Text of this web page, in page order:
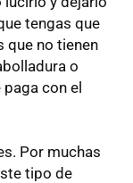
tengas que
que no tienen
o
con el
Por muchas
tipo de